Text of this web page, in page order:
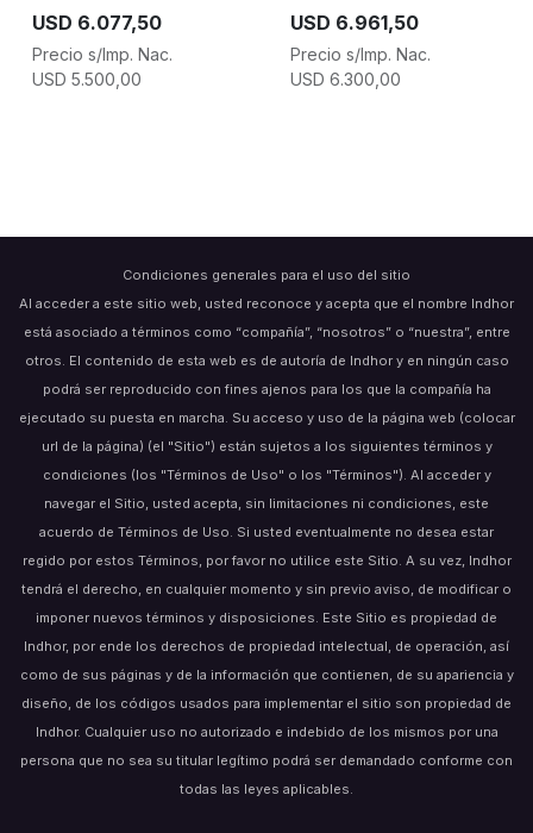
USD 6.077,50
Precio s/Imp. Nac.
USD 5.500,00
USD 6.961,50
Precio s/Imp. Nac.
USD 6.300,00
Condiciones generales para el uso del sitio
Al acceder a este sitio web, usted reconoce y acepta que el nombre Indhor
está asociado a términos como “compañía”, “nosotros” o “nuestra”, entre
otros. El contenido de esta web es de autoría de Indhor y en ningún caso
podrá ser reproducido con fines ajenos para los que la compañía ha
ejecutado su puesta en marcha. Su acceso y uso de la página web (colocar
url de la página) (el "Sitio") están sujetos a los siguientes términos y
condiciones (los "Términos de Uso" o los "Términos"). Al acceder y
navegar el Sitio, usted acepta, sin limitaciones ni condiciones, este
acuerdo de Términos de Uso. Si usted eventualmente no desea estar
regido por estos Términos, por favor no utilice este Sitio. A su vez, Indhor
tendrá el derecho, en cualquier momento y sin previo aviso, de modificar o
imponer nuevos términos y disposiciones. Este Sitio es propiedad de
Indhor, por ende los derechos de propiedad intelectual, de operación, así
como de sus páginas y de la información que contienen, de su apariencia y
diseño, de los códigos usados para implementar el sitio son propiedad de
Indhor. Cualquier uso no autorizado e indebido de los mismos por una
persona que no sea su titular legítimo podrá ser demandado conforme con
todas las leyes aplicables.